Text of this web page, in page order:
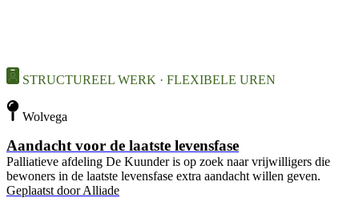
STRUCTUREEL WERK · FLEXIBELE UREN
Wolvega
Aandacht voor de laatste levensfase
Palliatieve afdeling De Kuunder is op zoek naar vrijwilligers die
bewoners in de laatste levensfase extra aandacht willen geven.
Geplaatst door Alliade